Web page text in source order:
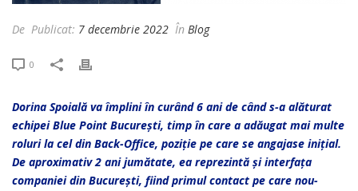
De Publicat: 7 decembrie 2022 În Blog
0
Dorina Spoială va împlini în curând 6 ani de când s-a alăturat
echipei Blue Point București, timp în care a adăugat mai multe
roluri la cel din Back-Office, poziție pe care se angajase inițial.
De aproximativ 2 ani jumătate, ea reprezintă și interfața
companiei din București, fiind primul contact pe care nou-